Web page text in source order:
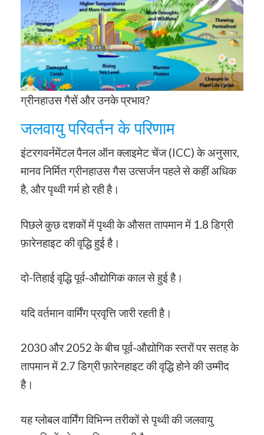
ग्रीनहाउस गैसें और उनके प्रभाव?
जलवायु परिवर्तन के परिणाम
इंटरगवर्नमेंटल पैनल ऑन क्लाइमेट चेंज (ICC) के अनुसार,
मानव निर्मित ग्रीनहाउस गैस उत्सर्जन पहले से कहीं अधिक
है, और पृथ्वी गर्म हो रही है।
पिछले कुछ दशकों में पृथ्वी के औसत तापमान में 1.8 डिग्री
फ़ारेनहाइट की वृद्धि हुई है।
दो-तिहाई वृद्धि पूर्व-औद्योगिक काल से हुई है।
यदि वर्तमान वार्मिंग प्रवृत्ति जारी रहती है।
2030 और 2052 के बीच पूर्व-औद्योगिक स्तरों पर सतह के
तापमान में 2.7 डिग्री फ़ारेनहाइट की वृद्धि होने की उम्मीद
है।
यह ग्लोबल वार्मिंग विभिन्न तरीकों से पृथ्वी की जलवायु